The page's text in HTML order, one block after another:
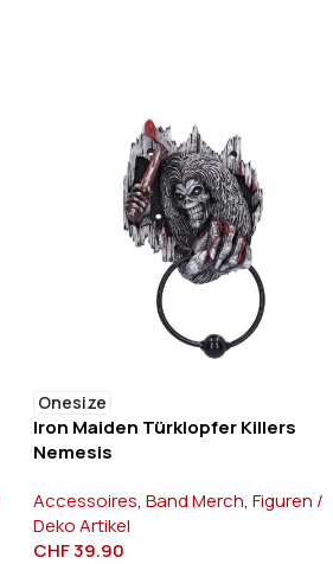
Onesize
Iron Maiden Türklopfer Killers
Nemesis
Accessoires, Band Merch, Figuren /
Deko Artikel
CHF39.90